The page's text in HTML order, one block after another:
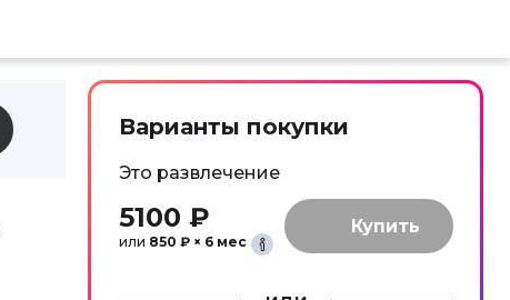
Варианты покупки
Это развлечение
5100 ₽
или 850 ₽ × 6 мес